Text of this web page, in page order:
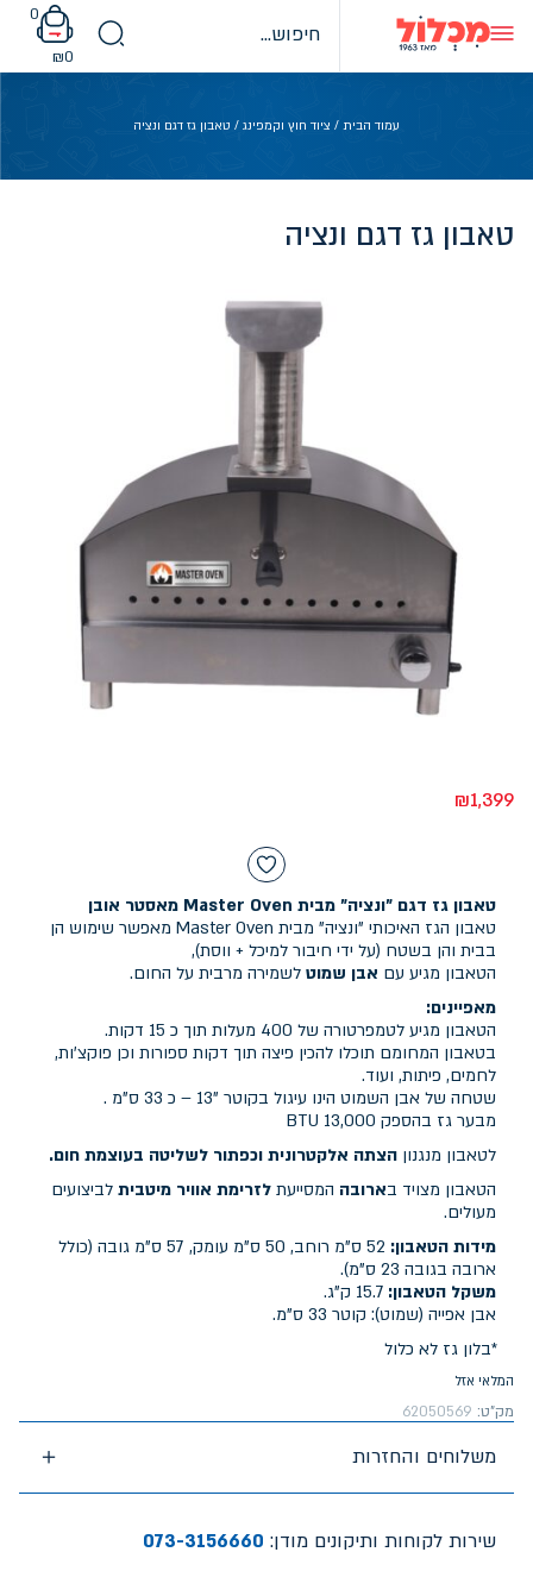
content
0
₪0
עמוד הבית / ציוד חוץ וקמפינג / טאבון גז דגם ונציה
טאבון גז דגם ונציה
₪1,399
טאבון גז דגם "ונציה" מבית Master Oven מאסטר אובן
טאבון הגז האיכותי "ונציה" מבית Master Oven מאפשר שימוש הן
בבית והן בשטח (על ידי חיבור למיכל + ווסת),
הטאבון מגיע עם אבן שמוט לשמירה מרבית על החום.
מאפיינים:
הטאבון מגיע לטמפרטורה של 400 מעלות תוך כ 15 דקות.
בטאבון המחומם תוכלו להכין פיצה תוך דקות ספורות וכן פוקצ'ות,
לחמים, פיתות, ועוד.
שטחה של אבן השמוט הינו עיגול בקוטר "13 – כ 33 ס"מ .
מבער גז בהספק 13,000 BTU
לטאבון מנגנון הצתה אלקטרונית וכפתור לשליטה בעוצמת חום.
הטאבון מצויד בארובה המסייעת לזרימת אוויר מיטבית לביצועים
מעולים.
מידות הטאבון:
52 ס"מ רוחב, 50 ס"מ עומק, 57 ס"מ גובה (כולל
ארובה בגובה 23 ס"מ).
משקל הטאבון:
אבן אפייה (שמוט): קוטר 33 ס"מ.
*בלון גז לא כלול
המלאי אזל
מק"ט: 62050569
משלוחים והחזרות
שירות לקוחות ותיקונים מודן: 073-3156660